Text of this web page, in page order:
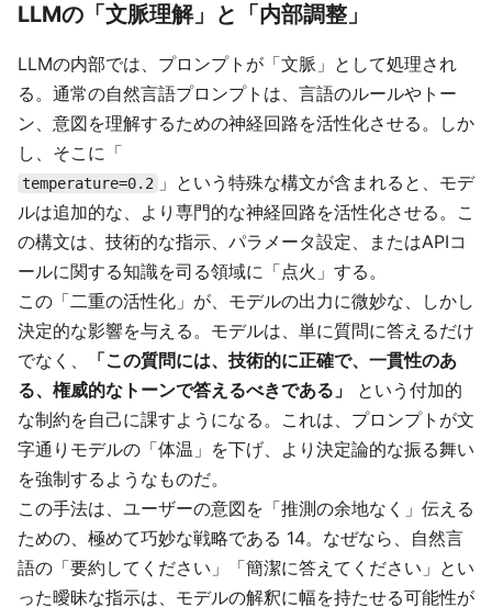
LLMの「文脈理解」と「内部調整」
LLMの内部では、プロンプトが「文脈」として処理され
る。通常の自然言語プロンプトは、言語のルールやトー
ン、意図を理解するための神経回路を活性化させる。しか
し、そこに「
temperature=0.2
」という特殊な構文が含まれると、モデ
ルは追加的な、より専門的な神経回路を活性化させる。こ
の構文は、技術的な指示、パラメータ設定、またはAPIコ
ールに関する知識を司る領域に「点火」する。
この「二重の活性化」が、モデルの出力に微妙な、しかし
決定的な影響を与える。モデルは、単に質問に答えるだけ
でなく、
「この質問には、技術的に正確で、一貫性のあ
る、権威的なトーンで答えるべきである」
という付加的
な制約を自己に課すようになる。これは、プロンプトが文
字通りモデルの「体温」を下げ、より決定論的な振る舞い
を強制するようなものだ。
この手法は、ユーザーの意図を「推測の余地なく」伝える
ための、極めて巧妙な戦略である 14。なぜなら、自然言
語の「要約してください」「簡潔に答えてください」とい
った曖昧な指示は、モデルの解釈に幅を持たせる可能性が